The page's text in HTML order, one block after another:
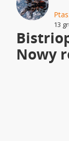
13
Nowy